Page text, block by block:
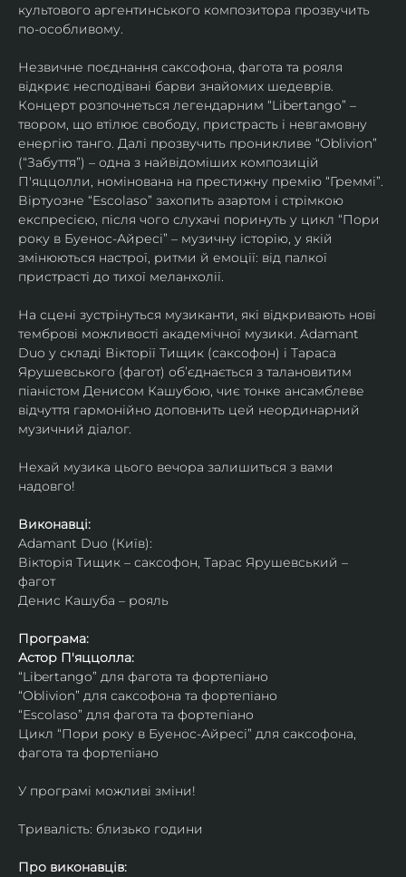
культового аргентинського композитора прозвучить
по-особливому.
Незвичне поєднання саксофона, фагота та рояля
відкриє несподівані барви знайомих шедеврів.
Концерт розпочнеться легендарним “Libertango” –
твором, що втілює свободу, пристрасть і невгамовну
енергію танго. Далі прозвучить проникливе “Oblivion”
(“Забуття”) – одна з найвідоміших композицій
П'яццолли, номінована на престижну премію “Греммі”.
Віртуозне “Escolaso” захопить азартом і стрімкою
експресією, після чого слухачі поринуть у цикл “Пори
року в Буенос-Айресі” – музичну історію, у якій
змінюються настрої, ритми й емоції: від палкої
пристрасті до тихої меланхолії.
На сцені зустрінуться музиканти, які відкривають нові
темброві можливості академічної музики. Adamant
Duo у складі Вікторії Тищик (саксофон) і Тараса
Ярушевського (фагот) об’єднається з талановитим
піаністом Денисом Кашубою, чиє тонке ансамблеве
відчуття гармонійно доповнить цей неординарний
музичний діалог.
Нехай музика цього вечора залишиться з вами
надовго!
Виконавці:
Adamant Duo (Київ):
Вікторія Тищик – саксофон, Тарас Ярушевський –
фагот
Денис Кашуба – рояль
Програма:
Астор П'яццолла:
“Libertango” для фагота та фортепіано
“Oblivion” для саксофона та фортепіано
“Escolaso” для фагота та фортепіано
Цикл “Пори року в Буенос-Айресі” для саксофона,
фагота та фортепіано
У програмі можливі зміни!
Тривалість: близько години
Про виконавців: